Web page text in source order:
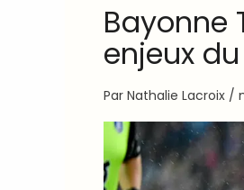
Bayonne
enjeux
Par Nathalie Lacroix /